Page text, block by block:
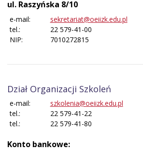
ul. Raszyńska 8/10
e-mail:
sekretariat@oeiizk.edu.pl
tel.:
22 579-41-00
NIP:
7010272815
Dział Organizacji Szkoleń
e-mail:
szkolenia@oeiizk.edu.pl
tel.:
22 579-41-22
tel.:
22 579-41-80
Konto bankowe: